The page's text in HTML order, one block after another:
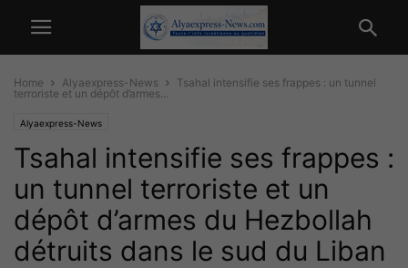
Home Alyaexpress-News
Tsahal intensifie ses frappes : un tunnel
terroriste et un dépôt d’armes...
Alyaexpress-News
Tsahal intensifie ses frappes :
un tunnel terroriste et un
dépôt d’armes du Hezbollah
détruits dans le sud du Liban